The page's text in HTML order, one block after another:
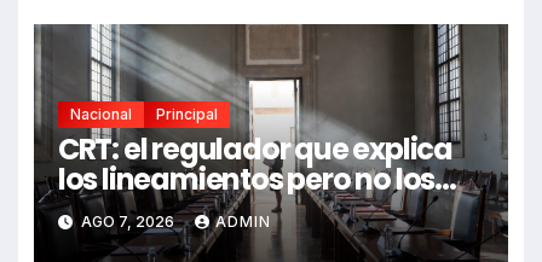
Nacional Principal
CRT: el regulador que explica
los lineamientos pero no los
defiende
AGO 7, 2026 ADMIN